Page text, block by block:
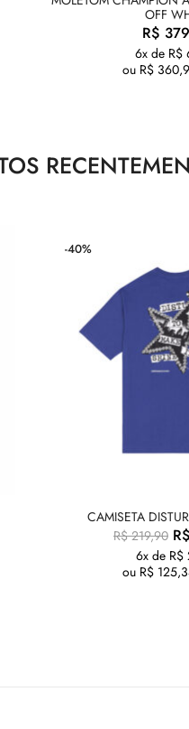
OFF
R$
6x de R$
ou R$
-40%
CAMISETA
R$219,90 R$
6x de R$
ou R$